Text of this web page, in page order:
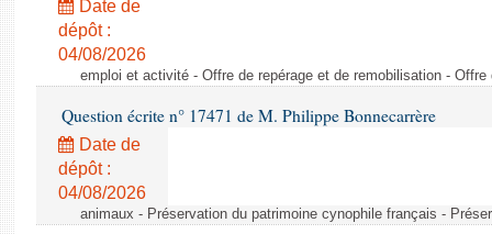
Date de
dépôt :
04/08/2026
emploi et activité - Offre de repérage et de remobilisation -
Question écrite n° 17471 de M. Philippe Bonnecarrère
Date de
dépôt :
04/08/2026
animaux - Préservation du patrimoine cynophile français -